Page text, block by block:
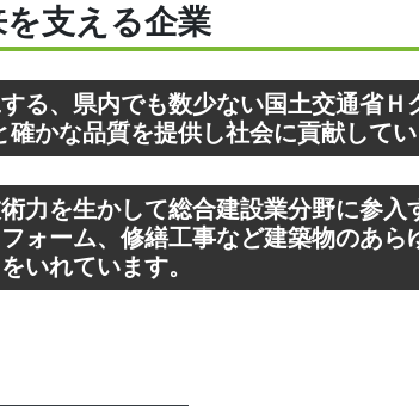
支える企業
る、県内でも数少ない国土交通省
かな品質を提供し社会に貢献して
力を生かして総合建設業分野に参
ォーム、修繕工事など建築物のあ
いれています。